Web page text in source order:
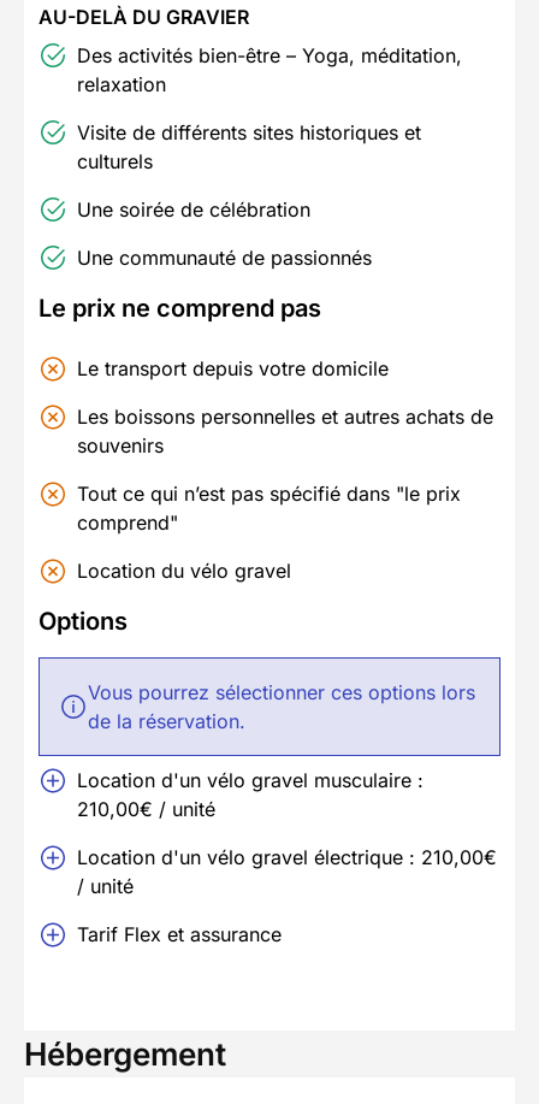
AU-DELÀ DU GRAVIER
Des activités bien-être – Yoga, méditation,
relaxation
Visite de différents sites historiques et
culturels
Une soirée de célébration
Une communauté de passionnés
Le prix ne comprend pas
Le transport depuis votre domicile
Les boissons personnelles et autres achats de
souvenirs
Tout ce qui n’est pas spécifié dans "le prix
comprend"
Location du vélo gravel
Options
Vous pourrez sélectionner ces options lors
de la réservation.
Location d'un vélo gravel musculaire :
210,00€ / unité
Location d'un vélo gravel électrique : 210,00€
/ unité
Tarif Flex et assurance
Hébergement